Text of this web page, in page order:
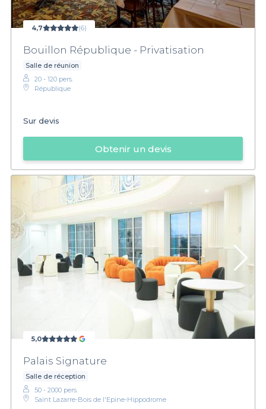
4,7 (6)
Bouillon République - Privatisation
Salle de réunion
20 - 120 pers.
République
Sur devis
Obtenir un devis
5,0
Palais Signature
Salle de réception
50 - 2000 pers.
Saint Lazarre-Bois de l'Epine-Hippodrome